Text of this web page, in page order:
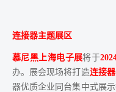
连接器主题展区
慕尼黑上海电子展将于
办。展会现场将打造连接
器优质企业同台集中式展